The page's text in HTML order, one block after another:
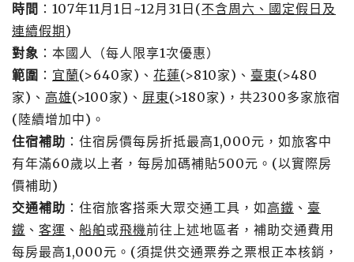
時間 ：107年11月1日~12月31日(不含周六、國定假日及
連續假期 )
對象 ：本國人（每人限享1次優惠）
範圍 ： 宜蘭(>640家)、 花蓮(>810家)、 臺東(>480
家)、 高雄(>100家)、 屏東(>180家)，共2300多家旅宿
(陸續增加中)。
住宿補助 ：住宿房價每房折抵最高1,000元，如旅客中
有年滿60歲以上者，每房加碼補貼500元。(以實際房
價補助)
交通補助 ：住宿旅客搭乘大眾交通工具，如高鐵 、 臺
鐵 、 客運 、 船舶或飛機前往上述地區者，補助交通費用
每房最高1,000元。(須提供交通票券之票根正本核銷，